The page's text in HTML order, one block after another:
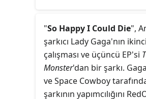
"So Happy I Could Die",
şarkıcı Lady Gaga'nın
çalışması ve üçüncü EP'si
Monster'dan bir şarkı.
ve Space Cowboy
şarkının yapımcılığını